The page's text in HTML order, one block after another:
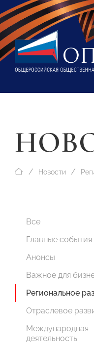
Новости
Все
Главные события
Анонсы
Важное для
Региональное
Отраслевое
Международная
деятельность